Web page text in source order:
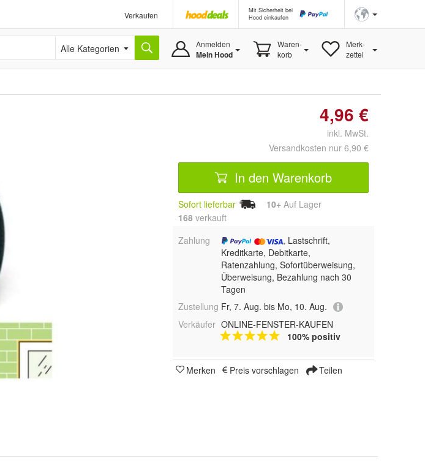
Verkaufen
Mit Sicherheit bei
Hood einkaufen
Alle Kategorien Anmelden
Mein Hood
Waren-
korb
Merk-
zettel
4,96 €
inkl. MwSt.
Versandkosten nur 6,90 €
In den Warenkorb
Sofort lieferbar 10+ Auf Lager
168 verkauft
Zahlung
, Lastschrift,
Kreditkarte, Debitkarte,
Ratenzahlung, Sofortüberweisung,
Überweisung, Bezahlung nach 30
Tagen
Zustellung Fr, 7. Aug. bis Mo, 10. Aug.
Verkäufer ONLINE-FENSTER-KAUFEN
100% positiv
Merken Preis vorschlagen Teilen